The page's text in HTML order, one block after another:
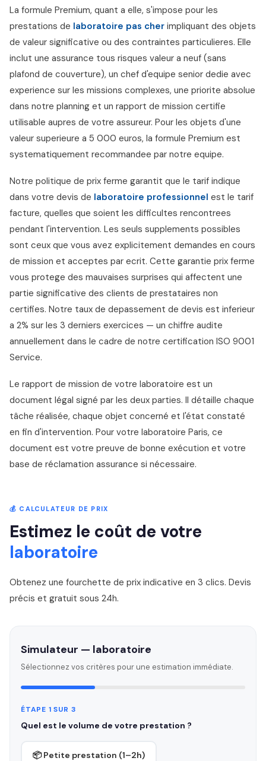
La formule Premium, quant a elle, s'impose pour les
prestations de laboratoire pas cher impliquant des objets
de valeur significative ou des contraintes particulieres. Elle
inclut une assurance tous risques valeur a neuf (sans
plafond de couverture), un chef d'equipe senior dedie avec
experience sur les missions complexes, une priorite absolue
dans notre planning et un rapport de mission certifie
utilisable aupres de votre assureur. Pour les objets d'une
valeur superieure a 5 000 euros, la formule Premium est
systematiquement recommandee par notre equipe.
Notre politique de prix ferme garantit que le tarif indique
dans votre devis de laboratoire professionnel est le tarif
facture, quelles que soient les difficultes rencontrees
pendant l'intervention. Les seuls supplements possibles
sont ceux que vous avez explicitement demandes en cours
de mission et acceptes par ecrit. Cette garantie prix ferme
vous protege des mauvaises surprises qui affectent une
partie significative des clients de prestataires non
certifies. Notre taux de depassement de devis est inferieur
a 2% sur les 3 derniers exercices — un chiffre audite
annuellement dans le cadre de notre certification ISO 9001
Service.
Le rapport de mission de votre laboratoire est un
document légal signé par les deux parties. Il détaille chaque
tâche réalisée, chaque objet concerné et l'état constaté
en fin d'intervention. Pour votre laboratoire Paris, ce
document est votre preuve de bonne exécution et votre
base de réclamation assurance si nécessaire.
💰 CALCULATEUR DE PRIX
Estimez le coût de votre
laboratoire
Obtenez une fourchette de prix indicative en 3 clics. Devis
précis et gratuit sous 24h.
Simulateur — laboratoire
Sélectionnez vos critères pour une estimation immédiate.
ÉTAPE 1 SUR 3
Quel est le volume de votre prestation ?
📦 Petite prestation (1–2h)